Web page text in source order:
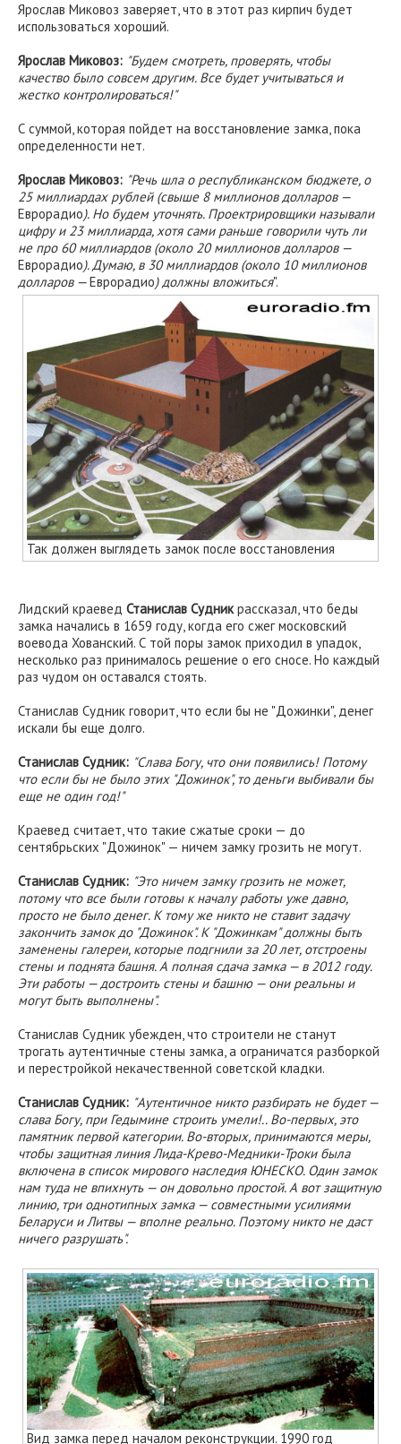
Ярослав Миковоз заверяет, что в этот раз кирпич будет
использоваться хороший.
Ярослав Миковоз: "Будем смотреть, проверять, чтобы
качество было совсем другим. Все будет учитываться и
жестко контролироваться!"
С суммой, которая пойдет на восстановление замка, пока
определенности нет.
Ярослав Миковоз: "Речь шла о республиканском бюджете, о
25 миллиардах рублей (свыше 8 миллионов долларов —
Еврорадио). Но будем уточнять. Проектрировщики называли
цифру и 23 миллиарда, хотя сами раньше говорили чуть ли
не про 60 миллиардов (около 20 миллионов долларов —
Еврорадио). Думаю, в 30 миллиардов (около 10 миллионов
долларов —Еврорадио) должны вложиться".
Так должен выглядеть замок после восстановления
Лидский краевед Станислав Судникрассказал, что беды
замка начались в 1659 году, когда его сжег московский
воевода Хованский. С той поры замок приходил в упадок,
несколько раз принималось решение о его сносе. Но каждый
раз чудом он оставался стоять.
Станислав Судник говорит, что если бы не "Дожинки", денег
искали бы еще долго.
Станислав Судник: "Слава Богу, что они появились! Потому
что если бы не было этих "Дожинок", то деньги выбивали бы
еще не один год!"
Краевед считает, что такие сжатые сроки — до
сентябрьских "Дожинок" — ничем замку грозить не могут.
Станислав Судник: "Это ничем замку грозить не может,
потому что все были готовы к началу работы уже давно,
просто не было денег. К тому же никто не ставит задачу
закончить замок до "Дожинок". К "Дожинкам" должны быть
заменены галереи, которые подгнили за 20 лет, отстроены
стены и поднята башня. А полная сдача замка — в 2012 году.
Эти работы — достроить стены и башню — они реальны и
могут быть выполнены".
Станислав Судник убежден, что строители не станут
трогать аутентичные стены замка, а ограничатся разборкой
и перестройкой некачественной советской кладки.
Станислав Судник: "Аутентичное никто разбирать не будет —
слава Богу, при Гедымине строить умели!.. Во-первых, это
памятник первой категории. Во-вторых, принимаются меры,
чтобы защитная линия Лида-Крево-Медники-Троки была
включена в список мирового наследия ЮНЕСКО. Один замок
нам туда не впихнуть — он довольно простой. А вот защитную
линию, три однотипных замка — совместными усилиями
Беларуси и Литвы — вполне реально. Поэтому никто не даст
ничего разрушать".
Вид замка перед началом реконструкции. 1990 год